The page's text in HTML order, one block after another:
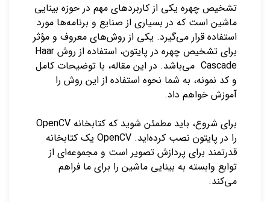
تشخیص چهره یکی از کاربردهای مهم در حوزه بینایی
ماشین است که در بسیاری از صنایع و برنامه‌ها مورد
استفاده قرار می‌گیرد. یکی از روش‌های معروف و مؤثر
برای تشخیص چهره در پایتون، استفاده از روش Haar
Cascade می‌باشد. در این مقاله، با توضیحات کامل
و کد نمونه، به شما نحوه استفاده از این روش را
آموزش خواهم داد.
برای شروع، باید مطمئن شوید که کتابخانه OpenCV
را در پایتون نصب کرده‌اید. OpenCV یک کتابخانه
قدرتمند برای پردازش تصویر است و مجموعه‌ای از
توابع وابسته به بینایی ماشین را برای ما فراهم
می‌کند.